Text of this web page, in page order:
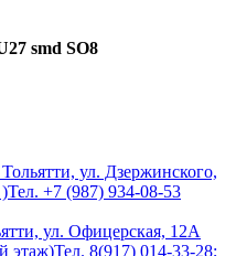
smd SO8
ул. Дзержинского,
Тел. +7 (987) 934-08-53
ул. Офицерская, 12А
этаж)Тел. 8(917) 014-33-28;